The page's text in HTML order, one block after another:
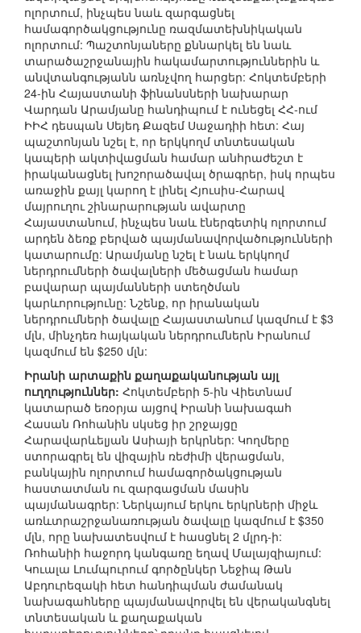
ոլորտում, ինչպես նաև զարգացնել
համագործակցությունը ռազմատեխնիկական
ոլորտում: Պաշտոնյաները քննարկել են նաև
տարածաշրջանային հակամարտություններին և
անվտանգությանն առնչվող հարցեր: Հոկտեմբերի
24-ին Հայաստանի ֆինանսների նախարար
Վարդան Արամյանը հանդիպում է ունեցել ՀՀ-ում
ԻԻՀ դեսպան Սեյեդ Քազեմ Սաջադիի հետ: Հայ
պաշտոնյան նշել է, որ երկկողմ տնտեսական
կապերի ակտիվացման համար անհրաժեշտ է
իրականացնել խոշորածավալ ծրագրեր, իսկ որպես
առաջին քայլ կարող է լինել Հյուսիս-Հարավ
մայրուղու շինարարության ավարտը
Հայաստանում, ինչպես նաև էներգետիկ ոլորտում
արդեն ձեռք բերված պայմանավորվածությունների
կատարումը: Արամյանը նշել է նաև երկկողմ
ներդրումների ծավալների մեծացման համար
բավարար պայմանների ստեղծման
կարևորությունը: Նշենք, որ իրանական
ներդրումների ծավալը Հայաստանում կազմում է $3
մլն, մինչդեռ հայկական ներդրումներն Իրանում
կազմում են $250 մլն:
Իրանի արտաքին քաղաքականության այլ
ուղղություններ: Հոկտեմբերի 5-ին Վիետնամ
կատարած եռօրյա այցով Իրանի նախագահ
Հասան Ռոհանին սկսեց իր շրջայցը
Հարավարևելյան Ասիայի երկրներ: Կողմերը
ստորագրել են վիզային ռեժիմի վերացման,
բանկային ոլորտում համագործակցության
հաստատման ու զարգացման մասին
պայմանագրեր: Ներկայում երկու երկրների միջև
առևտրաշրջանառության ծավալը կազմում է $350
մլն, որը նախատեսվում է հասցնել 2 մլրդ-ի:
Ռոհանիի հաջորդ կանգառը եղավ Մալայզիայում:
Կուալա Լումպուրում գործընկեր Նեջիպ Թան
Աբդուրեզակի հետ հանդիպման ժամանակ
նախագահները պայմանավորվել են վերականգնել
տնտեսական և քաղաքական